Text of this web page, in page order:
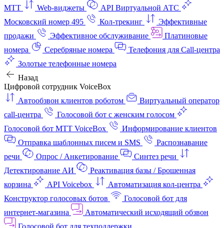
МТТ
Web-виджеты
API Виртуальной АТС
Московский номер 495
Кол-трекинг
Эффективные
продажи
Эффективное обслуживание
Платиновые
номера
Серебряные номера
Телефония для Call-центра
Золотые телефонные номера
Назад
Цифровой сотрудник VoiceBox
Автообзвон клиентов роботом
Виртуальный оператор
call-центра
Голосовой бот с женским голосом
Голосовой бот МТТ VoiceBox
Информирование клиентов
Отправка шаблонных писем и SMS
Распознавание
речи
Опрос / Анкетирование
Синтез речи
Детектирование АИ
Реактивация базы / Брошенная
корзина
API Voicebox
Автоматизация кол‑центра
Конструктор голосовых ботов
Голосовой бот для
интернет‑магазина
Автоматический исходящий обзвон
Голосовой бот для техподдержки